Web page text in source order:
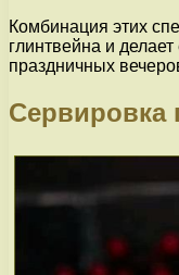
Комбинация этих
глинтвейна и
праздничных
Сервировка